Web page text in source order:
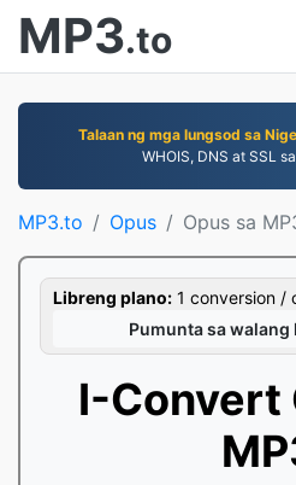
MP3.to
Talaan ng mga lungsod sa
WHOIS, DNS at SSL
MP3.to Opus Opus sa
Libreng plano: 1 conversion /
Pumunta sa
I-Convert